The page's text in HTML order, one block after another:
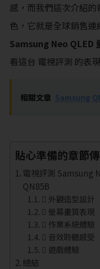
感，而我們這次介紹
色，它就是全球銷售
Samsung Neo QLED
看這台 電視評測 的表現
相關文章 Samsung
貼心準備的章節
電視評測 Samsung
QN85B
 外觀造型設計
 螢幕畫質表現
 作業系統體驗
 音效聆聽感受
 遊戲體驗
總結